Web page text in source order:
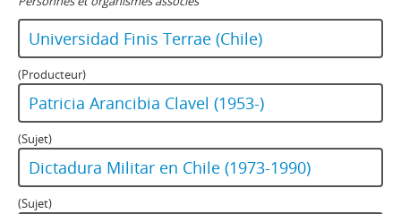
Universidad Finis Terrae (Chile)
(Producteur)
Patricia Arancibia Clavel (1953-)
(Sujet)
Dictadura Militar en Chile (1973-1990)
(Sujet)